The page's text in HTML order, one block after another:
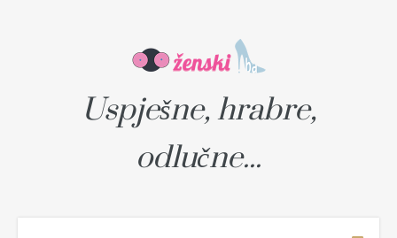
Uspješne, hrabre,
odlučne...